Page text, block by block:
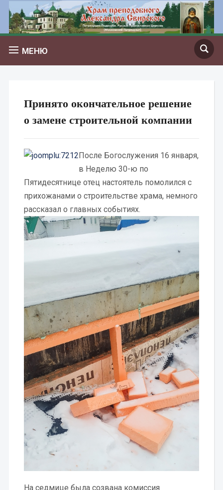
МЕНЮ
Принято окончательное решение
о замене строительной компании
После Богослужения 16 января,
в Неделю 30-ю по
Пятидесятнице отец настоятель помолился с
прихожанами о строительстве храма, немного
рассказал о главных событиях.
На седмице была созвана комиссия